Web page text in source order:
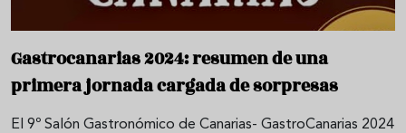
Gastrocanarias 2024: resumen de una
primera jornada cargada de sorpresas
El 9º Salón Gastronómico de Canarias- GastroCanarias 2024